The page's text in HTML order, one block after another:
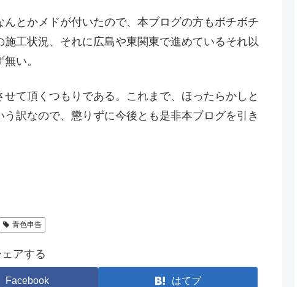
とかメドが付いたので、本ブログの方もボチボチ
工状況、それに広島や東関東で進めているそれ以
い。
て頂くつもりである。これまで、ほったらかしと
訳なので、懲りずに今後とも是非本ブログを引き
青色申告
ェアする
Facebook はてブ